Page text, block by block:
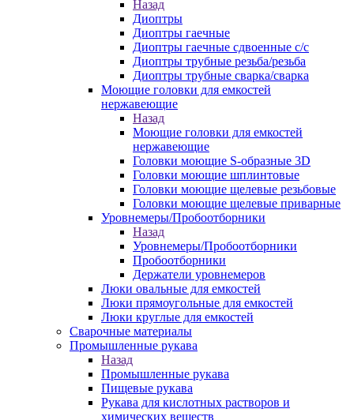
Назад
Диоптры
Диоптры гаечные
Диоптры гаечные сдвоенные c/c
Диоптры трубные резьба/резьба
Диоптры трубные сварка/сварка
Моющие головки для емкостей
нержавеющие
Назад
Моющие головки для емкостей
нержавеющие
Головки моющие S-образные 3D
Головки моющие шплинтовые
Головки моющие щелевые резьбовые
Головки моющие щелевые приварные
Уровнемеры/Пробоотборники
Назад
Уровнемеры/Пробоотборники
Пробоотборники
Держатели уровнемеров
Люки овальные для емкостей
Люки прямоугольные для емкостей
Люки круглые для емкостей
Сварочные материалы
Промышленные рукава
Назад
Промышленные рукава
Пищевые рукава
Рукава для кислотных растворов и
химических веществ